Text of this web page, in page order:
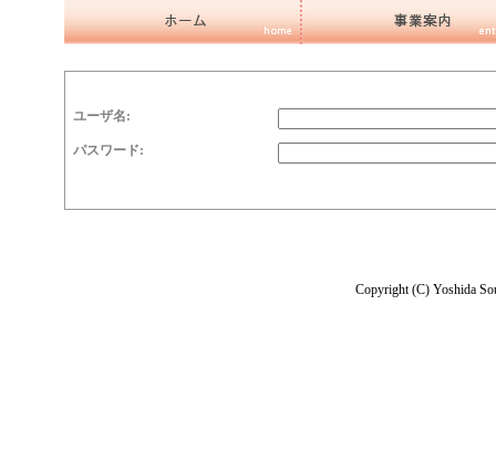
ユーザ名:
パスワード:
Copyright (C) Yoshida